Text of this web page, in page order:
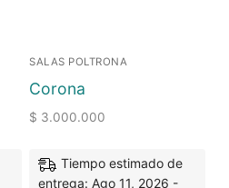
SALAS POLTRONA
Corona
$ 3.000.000
Tiempo estimado de
entrega: Ago 11, 2026 -